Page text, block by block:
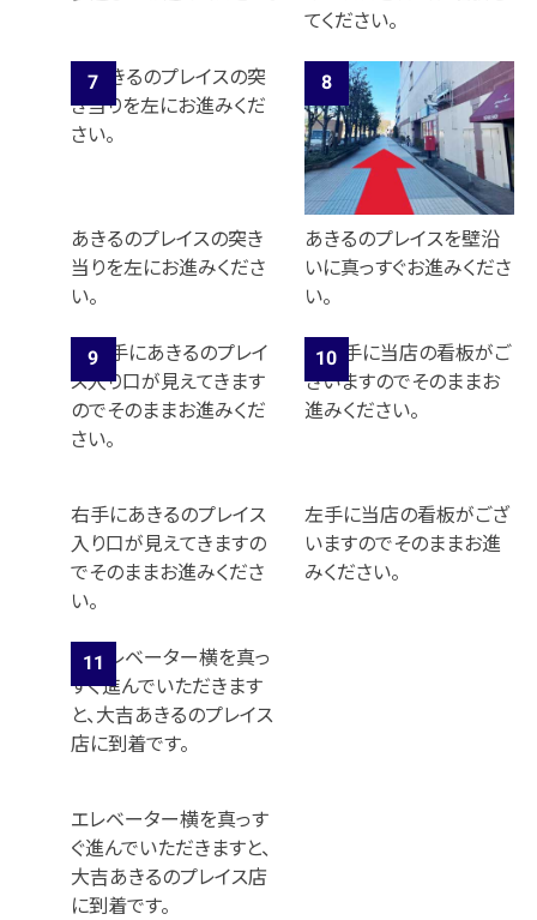
てください。
あきるのプレイスの突き
当りを左にお進みくださ
い。
あきるのプレイスを壁沿
いに真っすぐお進みくださ
い。
右手にあきるのプレイス
入り口が見えてきますの
でそのままお進みくださ
い。
左手に当店の看板がござ
いますのでそのままお進
みください。
エレベーター横を真っす
ぐ進んでいただきますと、
大吉あきるのプレイス店
に到着です。